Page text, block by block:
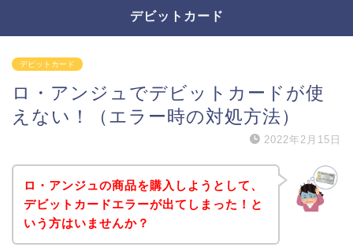
デビットカード
デビットカード
ロ・アンジュでデビットカードが使
えない！（エラー時の対処方法）
2022年2月15日
ロ・アンジュの商品を購入しようとして、
デビットカードエラーが出てしまった！と
いう方はいませんか？